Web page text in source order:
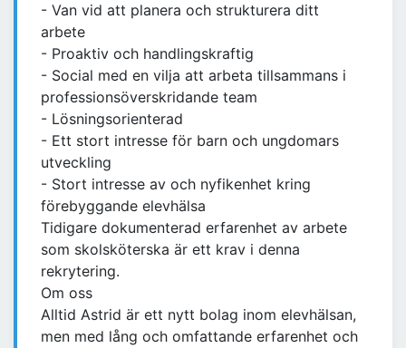
- Van vid att planera och strukturera ditt
arbete
- Proaktiv och handlingskraftig
- Social med en vilja att arbeta tillsammans i
professionsöverskridande team
- Lösningsorienterad
- Ett stort intresse för barn och ungdomars
utveckling
- Stort intresse av och nyfikenhet kring
förebyggande elevhälsa
Tidigare dokumenterad erfarenhet av arbete
som skolsköterska är ett krav i denna
rekrytering.
Om oss
Alltid Astrid är ett nytt bolag inom elevhälsan,
men med lång och omfattande erfarenhet och